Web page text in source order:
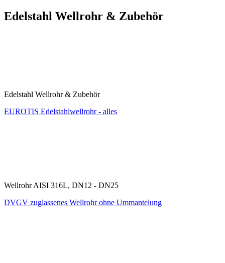
Edelstahl Wellrohr & Zubehör
Edelstahl Wellrohr & Zubehör
EUROTIS Edelstahlwellrohr - alles
Wellrohr AISI 316L, DN12 - DN25
DVGV zuglassenes Wellrohr ohne Ummantelung